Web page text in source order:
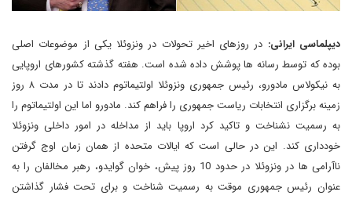
دیپلماسی ایرانی: در روزهای اخیر تحولات در ونزوئلا یکی از موضوعات اصلی
بوده که توسط رسانه ها پوشش داده شده است. هفته گذشته کشورهای اروپایی
به نیکولاس مادورو، رئیس جمهوری ونزوئلا اولتیماتوم دادند تا در مدت ۸ روز
زمینه برگزاری انتخابات ریاست جمهوری را فراهم کند. مادورو اما این اولتیماتوم را
به رسمیت نشناخت و تاکید کرد اروپا باید از مداخله در امور داخلی ونزوئلا
خودداری کند. این در حالی است که ایالات متحده از همان زمان اوج گرفتن
ناآرامی ها در ونزوئلا در حدود 10 روز پیش، خوان گوایدو، رهبر مخالفان را به
عنوان رئیس جمهوری موقت به رسمیت شناخت و برای تحت فشار گذاشتن